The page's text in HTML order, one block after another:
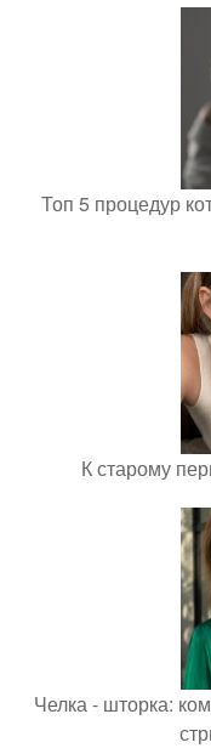
Топ 5 процедур
К старому
Челка - шторка: